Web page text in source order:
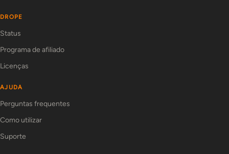
DROPE
Status
Programa de afiliado
Licenças
AJUDA
Perguntas frequentes
Como utilizar
Suporte